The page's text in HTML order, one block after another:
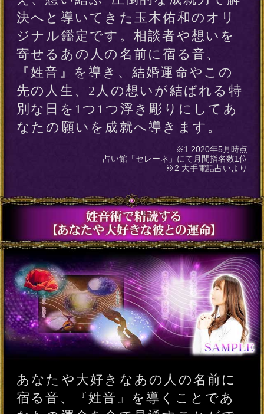
あなたや大好きなあの人の名前に
なたの運命を全て見通すことがで
きるのです。さらに導かれた『姓
ジを紐解くことで「現状」や「あ
の人の想い」などあなたが知りた
いことがおわかりになるでしょ
あなたや想いを寄せるあの人に宿
る『姓音』には、想いを叶える“運